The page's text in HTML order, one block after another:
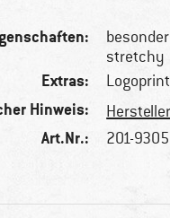
stretchy
Extras:
Hinweis:
Art.Nr.: 201-9305